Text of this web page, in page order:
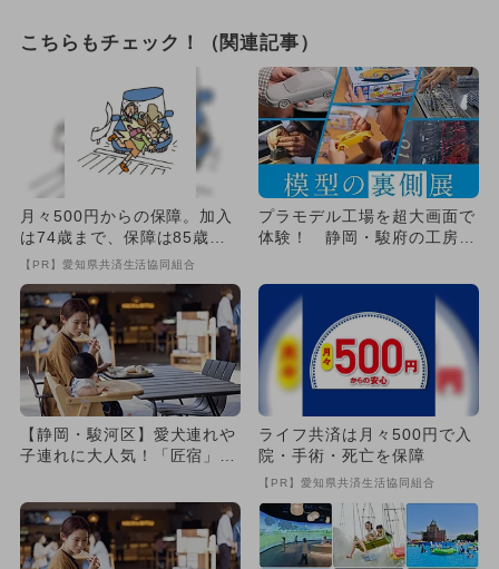
こちらもチェック！（関連記事）
月々500円からの保障。加入
は74歳まで、保障は85歳ま
で
【PR】愛知県共済生活協同組合
プラモデル工場を超大画面で
体験！ 静岡・駿府の工房で
幕
【静岡・駿河区】愛犬連れや
子連れに大人気！「匠宿」内
ライフ共済は月々500円で入
院・手術・死亡を保障
【PR】愛知県共済生活協同組合